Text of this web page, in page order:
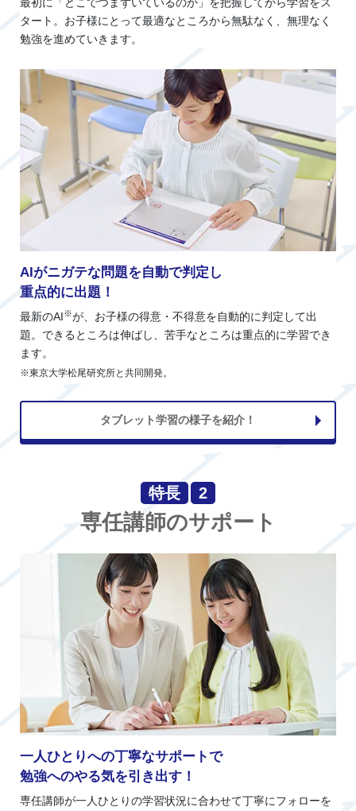
タート。お子様にとって最適なところから無駄なく、無理なく
勉強を進めていきます。
AIがニガテな問題を自動で判定し
重点的に出題！
最新のAI※が、お子様の得意・不得意を自動的に判定して出
題。できるところは伸ばし、苦手なところは重点的に学習でき
ます。
※東京大学松尾研究所と共同開発。
タブレット学習の様子を紹介！
特長 2
専任講師のサポート
一人ひとりへの丁寧なサポートで
勉強へのやる気を引き出す！
専任講師が一人ひとりの学習状況に合わせて丁寧にフォローを